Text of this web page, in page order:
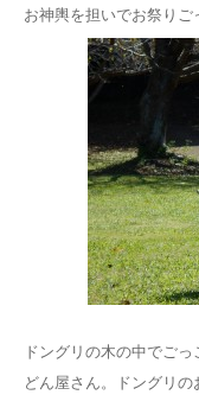
お神輿を担いでお祭りご
ドングリの木の中でご
どん屋さん。ドングリ